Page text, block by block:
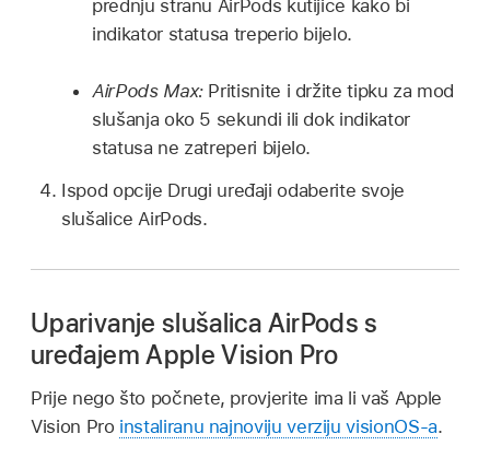
prednju stranu AirPods kutijice kako bi
indikator statusa treperio bijelo.
AirPods Max: Pritisnite i držite tipku za mod
slušanja oko 5 sekundi ili dok indikator
statusa ne zatreperi bijelo.
Ispod opcije Drugi uređaji odaberite svoje
slušalice AirPods.
Uparivanje slušalica AirPods s
uređajem Apple Vision Pro
Prije nego što počnete, provjerite ima li vaš Apple
Vision Pro instaliranu najnoviju verziju visionOS-a.